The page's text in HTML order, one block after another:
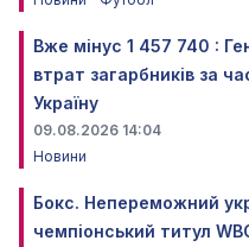
Вже мінус 1 457 740 :
втрат загарбників за
Україну
09.08.2026 14:04
Новини
Бокс. Непереможний
чемпіонський титул